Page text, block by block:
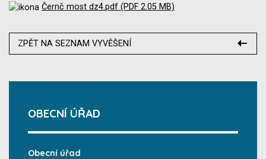
Černč most dz4.pdf (PDF 2.05 MB)
ZPĚT NA SEZNAM VYVĚŠENÍ
OBECNÍ ÚŘAD
Obecní úřad